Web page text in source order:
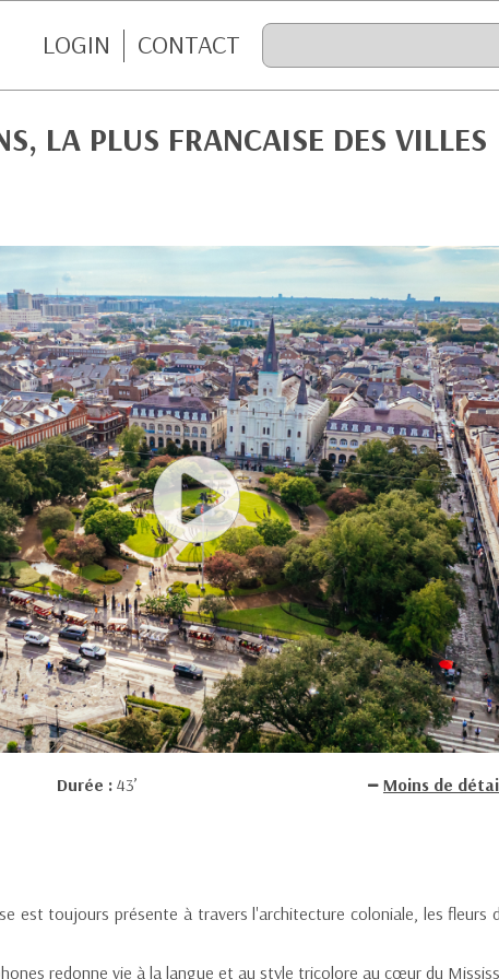
LOGIN CONTACT
LA PLUS FRANCAISE DES VILLES
Durée : 43’
Moins de
est toujours présente à travers l'architecture coloniale, les fleurs
redonne vie à la langue et au style tricolore au cœur du